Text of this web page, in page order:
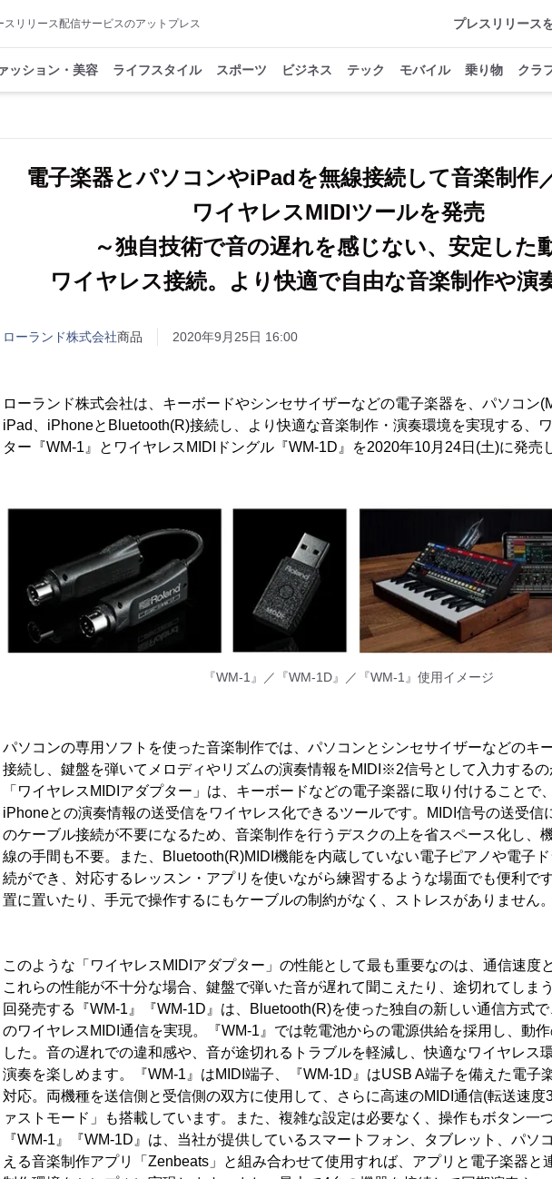
スリリース配信サービスのアットプレス プレスリリース
ッション・美容 ライフスタイル スポーツ ビジネス テック モバイル 乗り物 クラ
電子楽器とパソコンやiPadを無線接続して音楽制作
ワイヤレスMIDIツールを発売
～独自技術で音の遅れを感じない、安定した
ワイヤレス接続。より快適で自由な音楽制作や演
ローランド株式会社商品 2020年9月25日 16:00
ローランド株式会社は、キーボードやシンセサイザーなどの電子楽器を、パソコン
iPad、iPhoneとBluetooth(R)接続し、より快適な音楽制作・演奏環境を実現する、
ター『WM-1』とワイヤレスMIDIドングル『WM-1D』を2020年10月24日(土)に発売
『WM-1』／『WM-1D』／『WM-1』使用イメージ
パソコンの専用ソフトを使った音楽制作では、パソコンとシンセサイザーなどのキ
接続し、鍵盤を弾いてメロディやリズムの演奏情報をMIDI※2信号として入力するの
「ワイヤレスMIDIアダプター」は、キーボードなどの電子楽器に取り付けることで
iPhoneとの演奏情報の送受信をワイヤレス化できるツールです。MIDI信号の送受信
のケーブル接続が不要になるため、音楽制作を行うデスクの上を省スペース化し、
線の手間も不要。また、Bluetooth(R)MIDI機能を内蔵していない電子ピアノや電子
続ができ、対応するレッスン・アプリを使いながら練習するような場面でも便利で
置に置いたり、手元で操作するにもケーブルの制約がなく、ストレスがありません。
このような「ワイヤレスMIDIアダプター」の性能として最も重要なのは、通信速度
これらの性能が不十分な場合、鍵盤で弾いた音が遅れて聞こえたり、途切れてしま
回発売する『WM-1』『WM-1D』は、Bluetooth(R)を使った独自の新しい通信方式
のワイヤレスMIDI通信を実現。『WM-1』では乾電池からの電源供給を採用し、動
した。音の遅れでの違和感や、音が途切れるトラブルを軽減し、快適なワイヤレス
演奏を楽しめます。『WM-1』はMIDI端子、『WM-1D』はUSB A端子を備えた電子
対応。両機種を送信側と受信側の双方に使用して、さらに高速のMIDI通信(転送速度
ァストモード」も搭載しています。また、複雑な設定は必要なく、操作もボタン一
『WM-1』『WM-1D』は、当社が提供しているスマートフォン、タブレット、パソ
える音楽制作アプリ「Zenbeats」と組み合わせて使用すれば、アプリと電子楽器と